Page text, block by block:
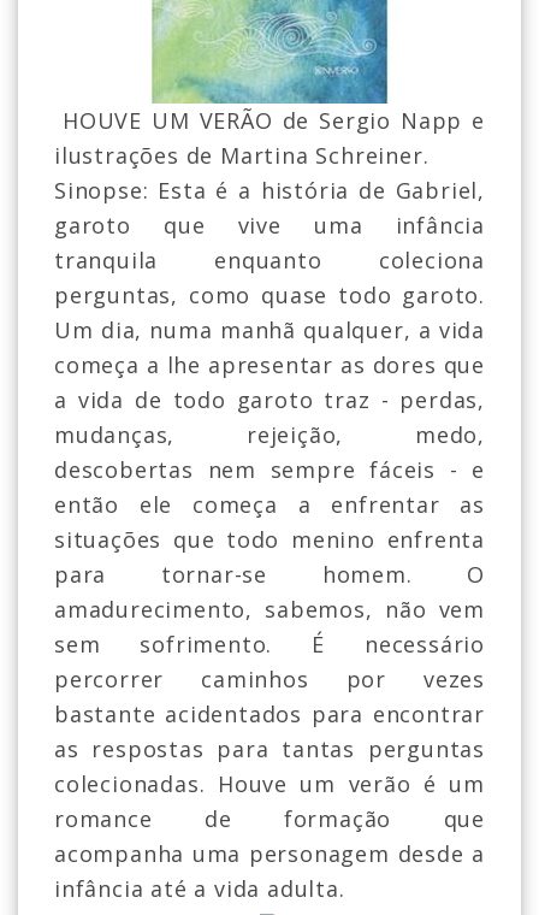
HOUVE UM VERÃO de Sergio Napp e
ilustrações de Martina Schreiner.
Sinopse: Esta é a história de Gabriel,
garoto que vive uma infância
tranquila enquanto coleciona
perguntas, como quase todo garoto.
Um dia, numa manhã qualquer, a vida
começa a lhe apresentar as dores que
a vida de todo garoto traz - perdas,
mudanças, rejeição, medo,
descobertas nem sempre fáceis - e
então ele começa a enfrentar as
situações que todo menino enfrenta
para tornar-se homem. O
amadurecimento, sabemos, não vem
sem sofrimento. É necessário
percorrer caminhos por vezes
bastante acidentados para encontrar
as respostas para tantas perguntas
colecionadas. Houve um verão é um
romance de formação que
acompanha uma personagem desde a
infância até a vida adulta.